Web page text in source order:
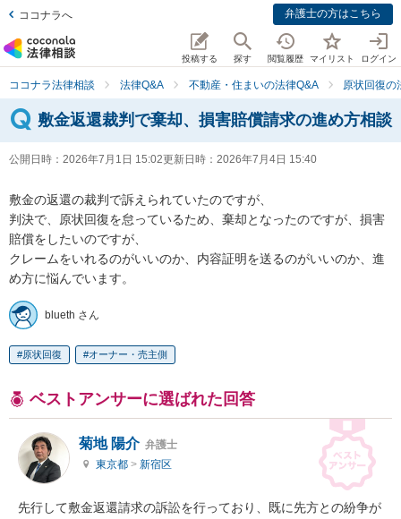
ココナラへ 弁護士の方はこちら
投稿する 探す 閲覧履歴 マイリスト ログイン
ココナラ法律相談 法律Q&A 不動産・住まいの法律Q&A 原状回復の
敷金返還裁判で棄却、損害賠償請求の進め方相談
公開日時： 2026年7月1日 15:02更新日時： 2026年7月4日 15:40
敷金の返還の裁判で訴えられていたのですが、
判決で、原状回復を怠っているため、棄却となったのですが、損害
賠償をしたいのですが、
クレームをいれるのがいいのか、内容証明を送るのがいいのか、進
め方に悩んでいます。
blueth さん
原状回復 オーナー・売主側
ベストアンサーに選ばれた回答
菊地 陽介 弁護士
東京都 > 新宿区
先行して敷金返還請求の訴訟を行っており、既に先方との紛争が